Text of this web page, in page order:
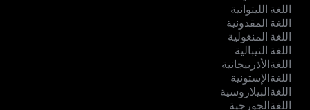
اللغة الليتوانية
اللغة المقدونية
اللغة المنغولية
اللغة النيبالية
اللغةالأذربيجانية
اللغةالإستونية
اللغةالبيلاروسية
اللغةالجورجية